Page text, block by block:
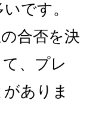
です。
合否を決
、プレ
ありま